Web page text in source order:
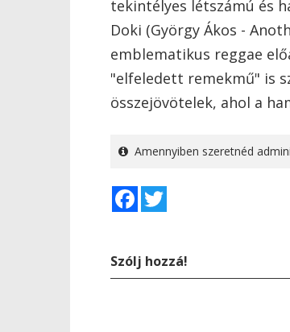
tekintélyes létszámú és
Doki (György Ákos -
emblematikus reggae
"elfeledett remekmű" is
összejövötelek, ahol a
Amennyiben szeretnéd
Facebook
Szólj hozzá!